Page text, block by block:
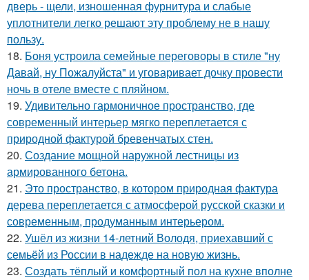
дверь - щели, изношенная фурнитура и слабые
уплотнители легко решают эту проблему не в нашу
пользу.
18. Боня устроила семейные переговоры в стиле "ну
Давай, ну Пожалуйста" и уговаривает дочку провести
ночь в отеле вместе с пляйном.
19. Удивительно гармоничное пространство, где
современный интерьер мягко переплетается с
природной фактурой бревенчатых стен.
20. Создание мощной наружной лестницы из
армированного бетона.
21. Это пространство, в котором природная фактура
дерева переплетается с атмосферой русской сказки и
современным, продуманным интерьером.
22. Ушёл из жизни 14-летний Володя, приехавший с
семьёй из России в надежде на новую жизнь.
23. Создать тёплый и комфортный пол на кухне вполне